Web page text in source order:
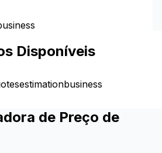
Disponíveis
estimationbusiness
de Preço de